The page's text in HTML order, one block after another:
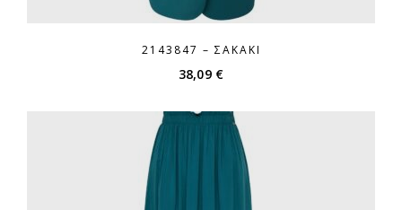
2143847 – ΣΑΚΆΚΙ
38,09 €